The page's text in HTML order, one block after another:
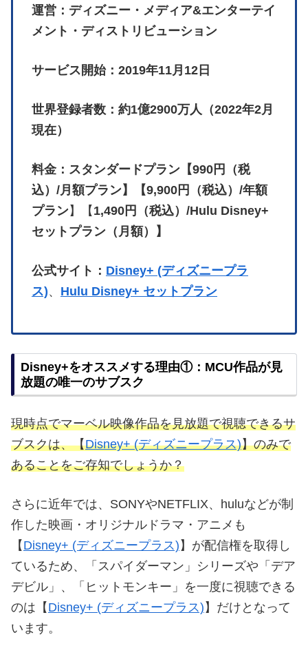
運営：ディズニー・メディア&エンターテイ
メント・ディストリビューション
サービス開始：2019年11月12日
世界登録者数：約1億2900万人（2022年2月
現在）
料金：スタンダードプラン【990円（税
込）/月額プラン】【9,900円（税込）/年額
プラン】【 1,490円（税込）/Hulu Disney+
セットプラン（月額）】
公式サイト： Disney+ (ディズニープラ
ス)、 Hulu Disney+ セットプラン
Disney+をオススメする理由①：MCU作品が見
放題の唯一のサブスク
現時点でマーベル映像作品を見放題で視聴できるサ
ブスクは、【Disney+ (ディズニープラス)】のみで
あることをご存知でしょうか？
さらに近年では、SONYやNETFLIX、huluなどが制
作した映画・オリジナルドラマ・アニメも
【 Disney+ (ディズニープラス) 】が配信権を取得し
ているため、「スパイダーマン」シリーズや「デア
デビル」、「ヒットモンキー」を一度に視聴できる
のは【 Disney+ (ディズニープラス) 】だけとなって
います。